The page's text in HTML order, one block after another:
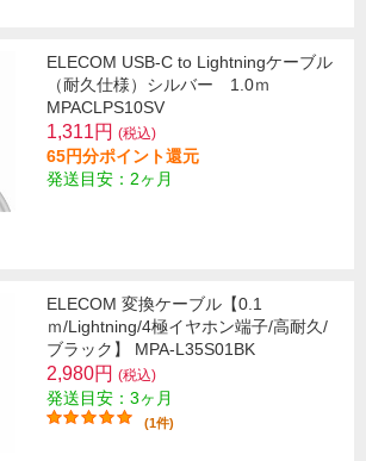
ELECOM USB-C to Lightningケーブル
（耐久仕様）シルバー 1.0ｍ
MPACLPS10SV
1,311円 (税込)
65円分ポイント還元
発送目安：2ヶ月
ELECOM 変換ケーブル【0.1
ｍ/Lightning/4極イヤホン端子/高耐久/
ブラック】 MPA-L35S01BK
2,980円 (税込)
発送目安：3ヶ月
(1件)